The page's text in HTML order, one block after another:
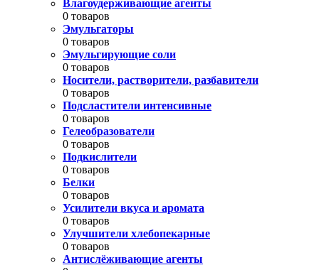
Влагоудерживающие агенты
0 товаров
Эмульгаторы
0 товаров
Эмульгирующие соли
0 товаров
Носители, растворители, разбавители
0 товаров
Подсластители интенсивные
0 товаров
Гелеобразователи
0 товаров
Подкислители
0 товаров
Белки
0 товаров
Усилители вкуса и аромата
0 товаров
Улучшители хлебопекарные
0 товаров
Антислёживающие агенты